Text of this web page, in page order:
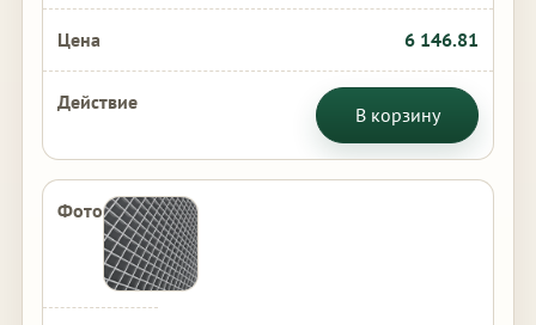
6 146.81
В корзину